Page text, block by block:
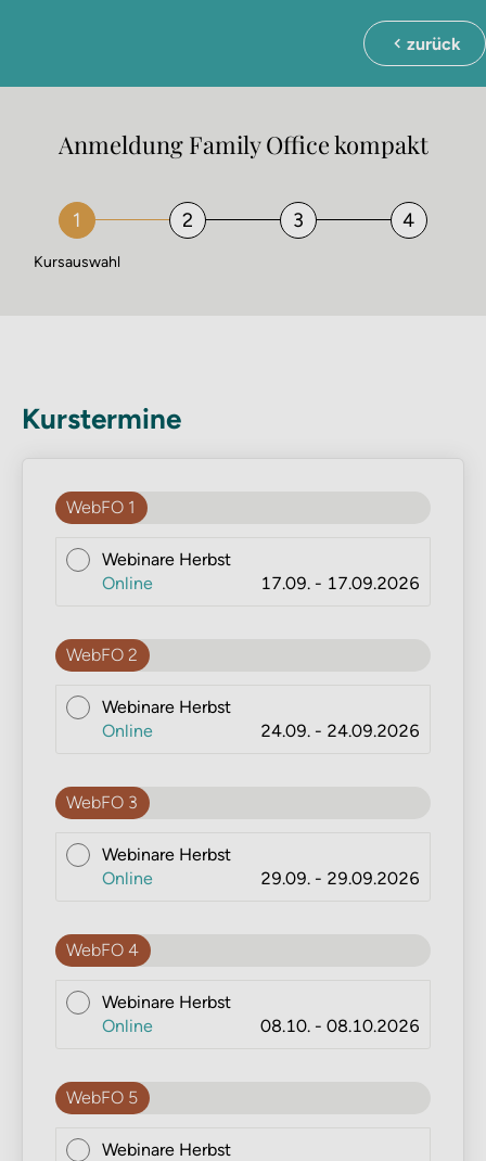
zurück
Anmeldung Family Office kompakt
Kursauswahl
Kurstermine
WebFO 1
Webinare Herbst
Online
17.09. - 17.09.2026
WebFO 2
Webinare Herbst
Online
24.09. - 24.09.2026
WebFO 3
Webinare Herbst
Online
29.09. - 29.09.2026
WebFO 4
Webinare Herbst
Online
08.10. - 08.10.2026
WebFO 5
Webinare Herbst